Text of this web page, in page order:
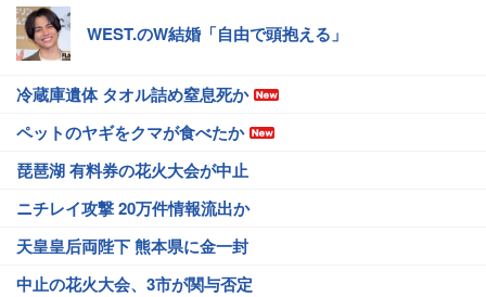
WEST.のW結婚「自由で頭抱える」
冷蔵庫遺体 タオル詰め窒息死か
ペットのヤギをクマが食べたか
琵琶湖 有料券の花火大会が中止
ニチレイ攻撃 20万件情報流出か
天皇皇后両陛下 熊本県に金一封
中止の花火大会、3市が関与否定